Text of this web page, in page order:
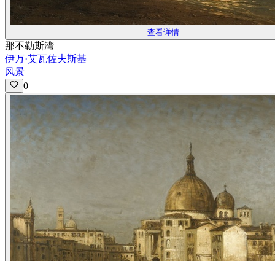
查看详情
那不勒斯湾
伊万·艾瓦佐夫斯基
风景
0